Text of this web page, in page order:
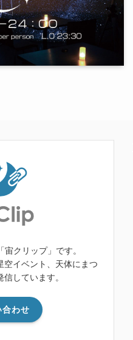
クリップ」です。
空イベント、天体にまつ
しています。
合わせ